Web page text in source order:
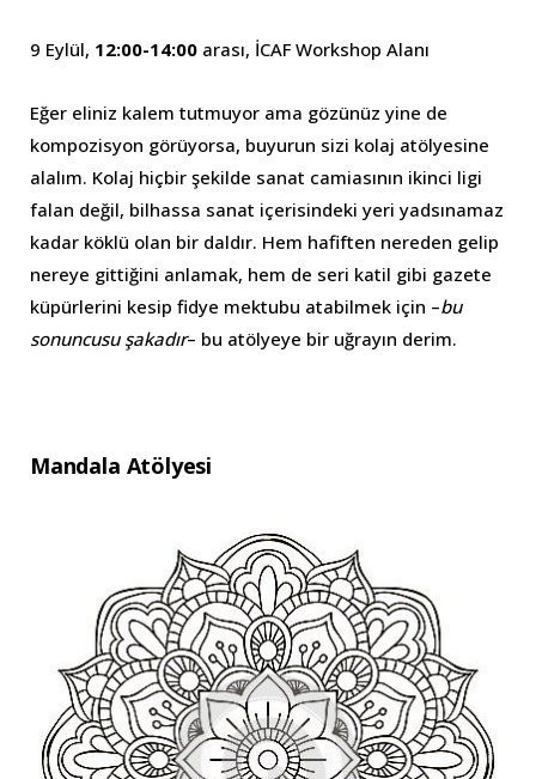
9 Eylül, 12:00-14:00 arası, İCAF Workshop Alanı
Eğer eliniz kalem tutmuyor ama gözünüz yine de
kompozisyon görüyorsa, buyurun sizi kolaj atölyesine
alalım. Kolaj hiçbir şekilde sanat camiasının ikinci ligi
falan değil, bilhassa sanat içerisindeki yeri yadsınamaz
kadar köklü olan bir daldır. Hem hafiften nereden gelip
nereye gittiğini anlamak, hem de seri katil gibi gazete
küpürlerini kesip fidye mektubu atabilmek için –bu
sonuncusu şakadır– bu atölyeye bir uğrayın derim.
Mandala Atölyesi